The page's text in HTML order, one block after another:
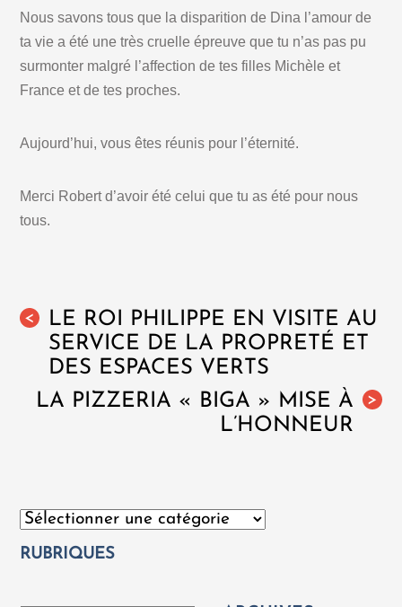
Nous savons tous que la disparition de Dina l’amour de
ta vie a été une très cruelle épreuve que tu n’as pas pu
surmonter malgré l’affection de tes filles Michèle et
France et de tes proches.
Aujourd’hui, vous êtes réunis pour l’éternité.
Merci Robert d’avoir été celui que tu as été pour nous
tous.
<
LE ROI PHILIPPE EN VISITE AU
SERVICE DE LA PROPRETÉ ET
DES ESPACES VERTS
>
LA PIZZERIA « BIGA » MISE À
L’HONNEUR
Catégories
RUBRIQUES